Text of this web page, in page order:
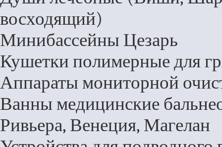
восходящий)
Минибассейны Цезарь
Кушетки полимерные для
Аппараты мониторной
Ванны медицинские
Ривьера, Венеция, Магелан